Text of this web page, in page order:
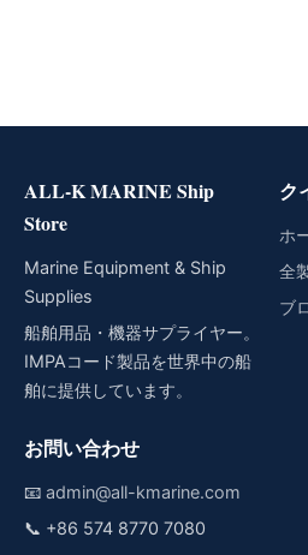
ALL-K MARINE Ship
Store
Marine Equipment & Ship
Supplies
船舶用品・機器サプライヤー。
IMPAコード製品を世界中の船
舶に提供しています。
ク
ホ
全
ブ
お問い合わせ
📧 admin@all-kmarine.com
📞 +86 574 8770 7080